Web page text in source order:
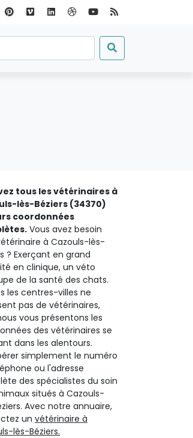
tous les vétérinaires à
lès-Béziers (34370)
coordonnées
Vous avez besoin
à Cazouls-lès-
? Exerçant en grand
en clinique, un véto
de la santé des chats.
les centres-villes ne
pas de vétérinaires,
vous présentons les
des vétérinaires se
dans les alentours.
simplement le numéro
ou l'adresse
des spécialistes du soin
situés à Cazouls-
Avec notre annuaire,
un vétérinaire à
lès-Béziers.